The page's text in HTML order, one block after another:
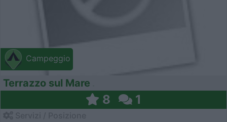
Campeggio
Terrazzo sul Mare
8 1